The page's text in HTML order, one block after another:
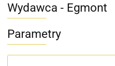
Wydawca - Egmont
Parametry